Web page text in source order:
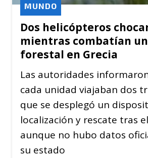
Dos helicópteros
mientras combatían
forestal en Grecia
MUNDO
Las autoridades
cada unidad viajaban dos
que se desplegó un
localización y rescate tras
aunque no hubo datos
su estado